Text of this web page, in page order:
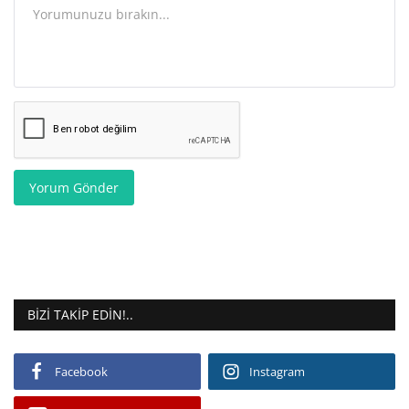
Yorum Gönder
BIZI TAKIP EDIN!..
Facebook Instagram